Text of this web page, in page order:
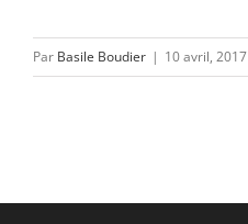
Par Basile Boudier | 10 avril, 2017